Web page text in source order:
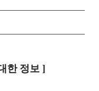
한 정보 ]